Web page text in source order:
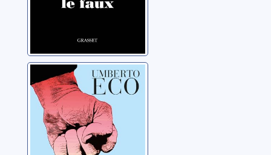
La fabrique de
l'ennemi
Eco, Umberto